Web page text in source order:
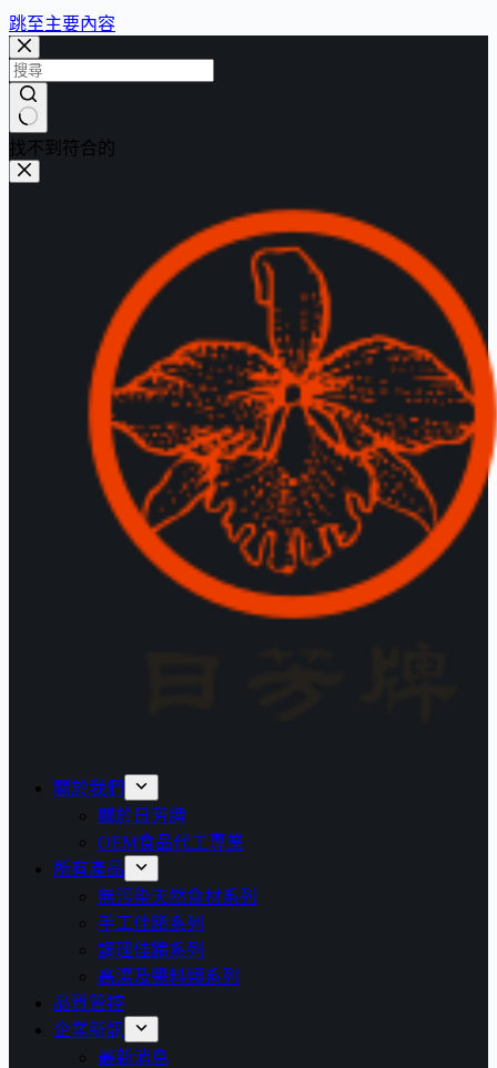
跳至主要內容
找不到符合的
關於我們
關於日芳牌
OEM食品代工專業
所有產品
無污染天然食材系列
手工佳餚系列
調理佳餚系列
高湯及醬料類系列
品質管控
企業新訊
最新消息